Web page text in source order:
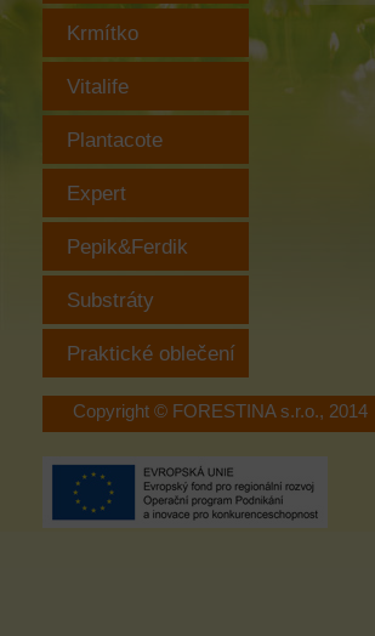
Krmítko
Vitalife
Plantacote
Expert
Pepik&Ferdik
Substráty
Praktické oblečení
Copyright © FORESTINA s.r.o., 2014